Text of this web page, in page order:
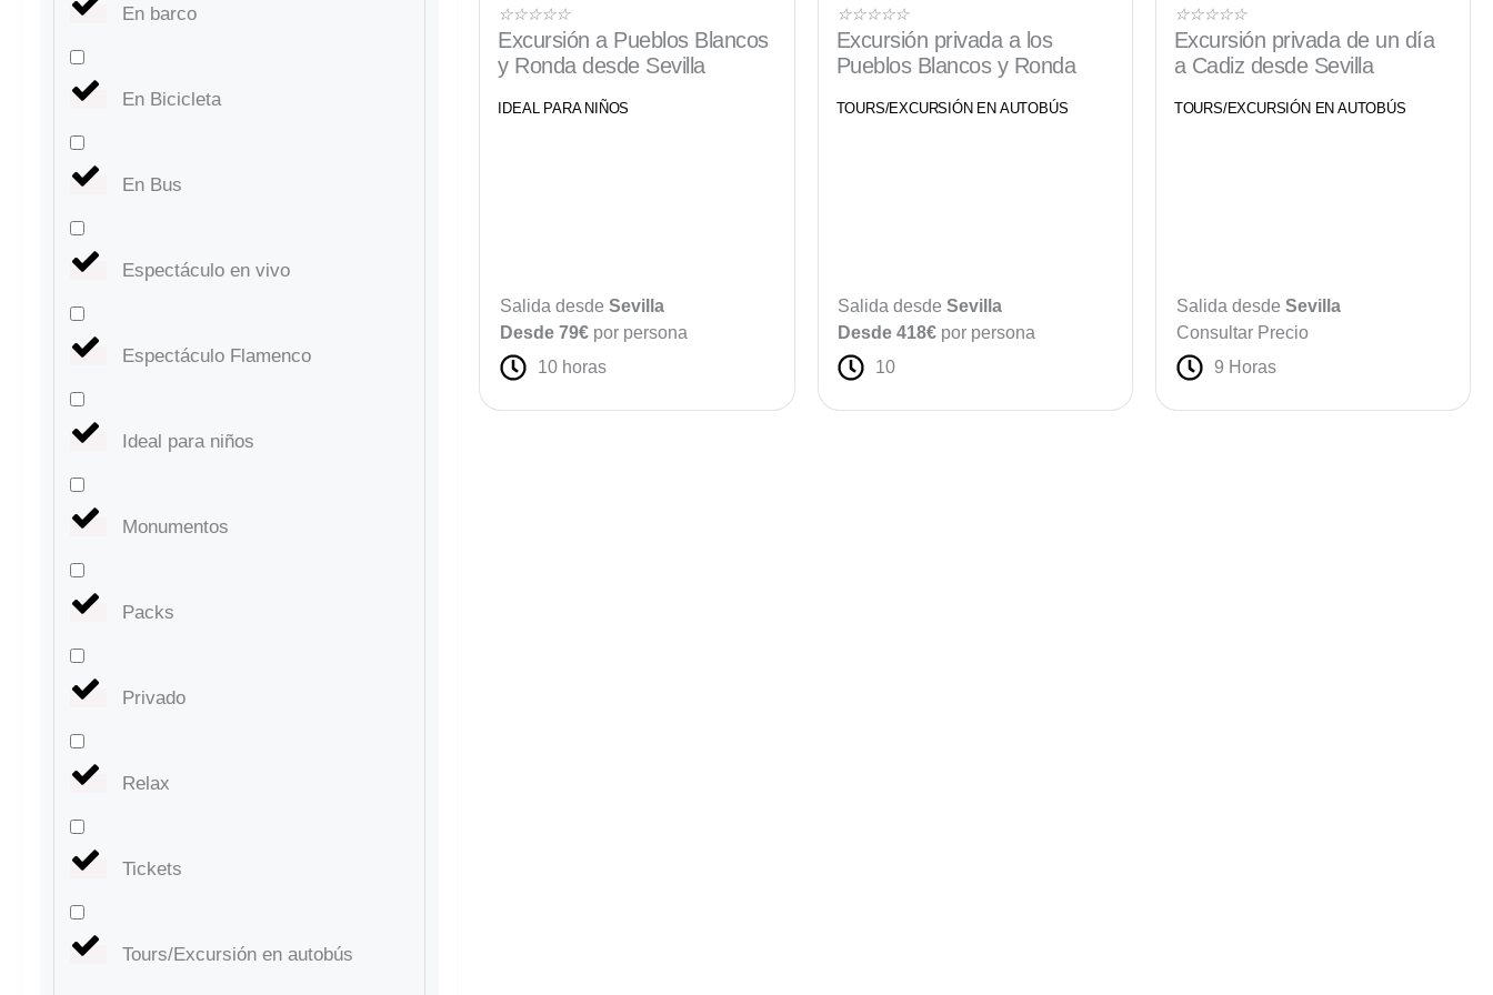
En barco
En Bicicleta
En Bus
Espectáculo en vivo
Espectáculo Flamenco
Ideal para niños
Monumentos
Packs
Privado
Relax
Tickets
Tours/Excursión en autobús
☆☆☆☆☆Valorado
con
5
5
Excursión a Pueblos Blancos
y Ronda desde Sevilla
IDEAL PARA NIÑOS
Salida desdeSevilla
Desde 79€ por persona
10 horas
☆☆☆☆☆Valorado
con
5
5
Excursión privada a los
Pueblos Blancos y Ronda
TOURS/EXCURSIÓN EN AUTOBÚS
Salida desdeSevilla
Desde 418€ por persona
10
☆☆☆☆☆Valorado
con
5
5
Excursión privada de un día
a Cadiz desde Sevilla
TOURS/EXCURSIÓN EN AUTOBÚS
Salida desde Sevilla
Consultar Precio
9 Horas